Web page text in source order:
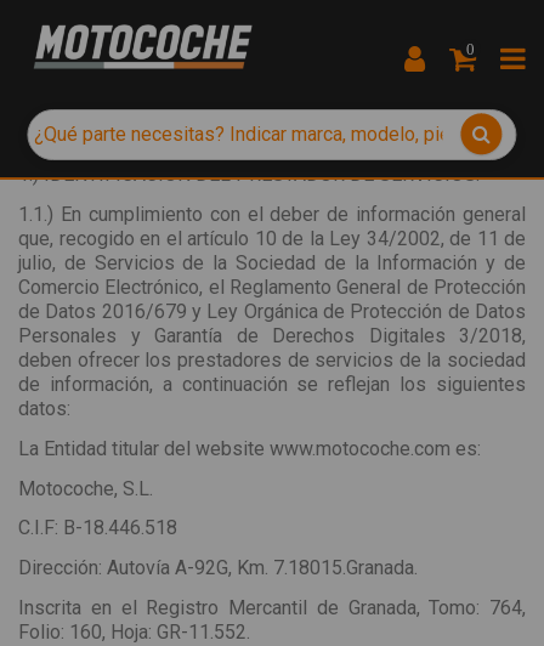
0
1.) IDENTIFICACIÓN DEL PRESTADOR DE SERVICIOS:
1.1.) En cumplimiento con el deber de información general
que, recogido en el artículo 10 de la Ley 34/2002, de 11 de
julio, de Servicios de la Sociedad de la Información y de
Comercio Electrónico, el Reglamento General de Protección
de Datos 2016/679 y Ley Orgánica de Protección de Datos
Personales y Garantía de Derechos Digitales 3/2018,
deben ofrecer los prestadores de servicios de la sociedad
de información, a continuación se reflejan los siguientes
datos:
La Entidad titular del website www.motocoche.com es:
Motocoche, S.L.
C.I.F: B-18.446.518
Dirección: Autovía A-92G, Km. 7.18015.Granada.
Inscrita en el Registro Mercantil de Granada, Tomo: 764,
Folio: 160, Hoja: GR-11.552.